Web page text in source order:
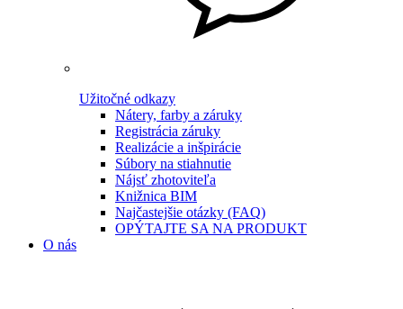
Užitočné odkazy
Nátery, farby a záruky
Registrácia záruky
Realizácie a inšpirácie
Súbory na stiahnutie
Nájsť zhotoviteľa
Knižnica BIM
Najčastejšie otázky (FAQ)
OPÝTAJTE SA NA PRODUKT
O nás